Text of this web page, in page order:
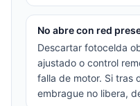
No abre con red
Descartar fotocelda
ajustado o control
falla de motor. Si tras
embrague no libera,